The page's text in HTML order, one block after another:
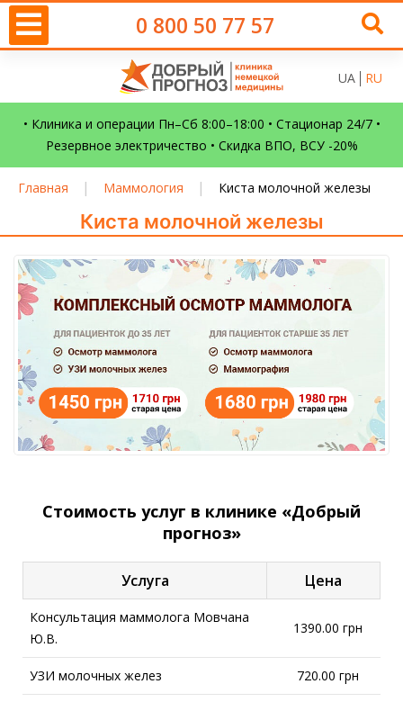
0 800 50 77 57
UA RU
• Клиника и операции Пн–Сб 8:00–18:00 • Стационар 24/7 •
Резервное электричество • Скидка ВПО, ВСУ -20%
Главная | Маммология | Киста молочной железы
Киста молочной железы
Стоимость услуг в клинике «Добрый
прогноз»
Услуга Цена
Консультация маммолога Мовчана
Ю.В.
1390.00 грн
УЗИ молочных желез 720.00 грн